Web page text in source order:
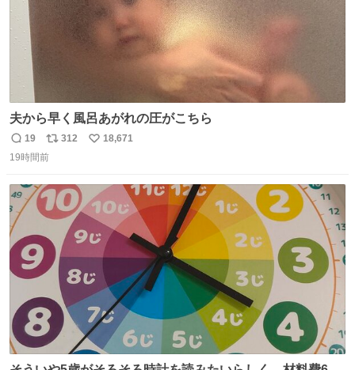
夫から早く風呂あがれの圧がこちら
返
信
19
リ
ポ
ト
数
312
い
数
18,671
19時間前